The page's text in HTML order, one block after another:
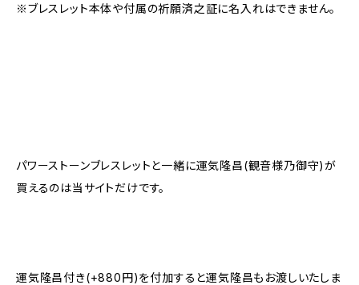
※ブレスレット本体や付属の祈願済之証に名入れはできません。
パワーストーンブレスレットと一緒に運気隆昌(観音様乃御守)が
買えるのは当サイトだけです。
運気隆昌付き(+880円)を付加すると運気隆昌もお渡しいたしま